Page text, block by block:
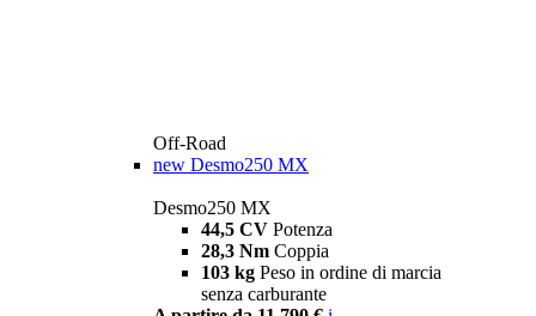
Off-Road
new Desmo250 MX
Desmo250 MX
44,5 CV Potenza
28,3 Nm Coppia
103 kg Peso in ordine di marcia
senza carburante